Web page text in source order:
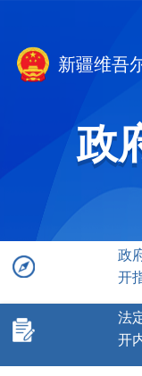
新疆维吾
政
政
开
法
开